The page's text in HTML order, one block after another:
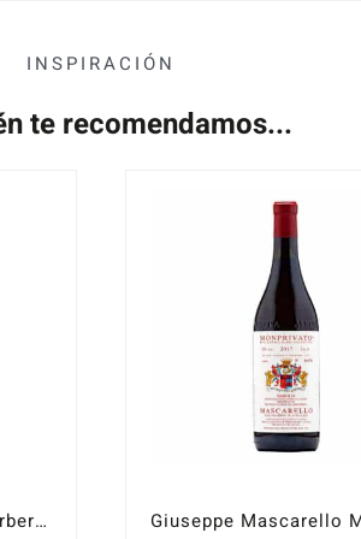
INSPIRACIÓN
te recomendamos...
Giuseppe Mascarello Barbera d´Alba Vigna Santo Stefano 2020